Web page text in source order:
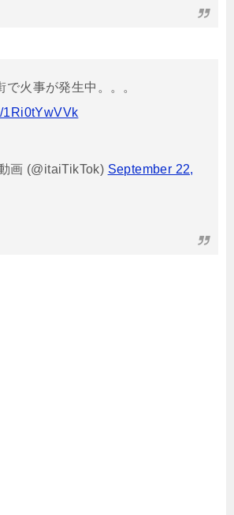
で火事が発生中。。。
1Ri0tYwVVk
画 (@itaiTikTok) September 22,